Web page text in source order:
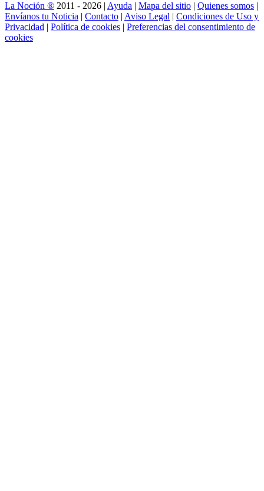
La Noción ® 2011 - 2026 | Ayuda | Mapa del sitio | Quienes somos |
Envíanos tu Noticia | Contacto | Aviso Legal | Condiciones de Uso y
Privacidad | Política de cookies | Preferencias del consentimiento de
cookies